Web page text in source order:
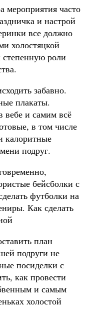
часто
и настрой
все должно
холостяцкой
степенную роли
забавно.
плакаты.
и самим всё
в том числе
калоритные
подруг.
бейсболки с
футболки на
Как сделать
план
подруги не
посиделки с
как провести
и самым
холостой